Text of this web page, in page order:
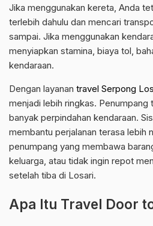
Jika menggunakan kereta, Anda
terlebih dahulu dan mencari
sampai. Jika menggunakan
menyiapkan stamina, biaya tol,
kendaraan.
Dengan layanan travel Serpong
menjadi lebih ringkas. Penumpang
banyak perpindahan kendaraan.
membantu perjalanan terasa lebih
penumpang yang membawa
keluarga, atau tidak ingin repot
setelah tiba di Losari.
Apa Itu Travel Door